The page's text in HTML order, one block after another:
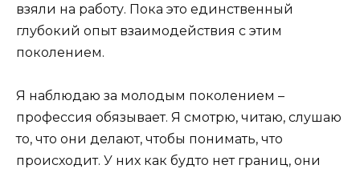
взяли на работу. Пока это единственный
глубокий опыт взаимодействия с этим
поколением.
Я наблюдаю за молодым поколением –
профессия обязывает. Я смотрю, читаю, слушаю
то, что они делают, чтобы понимать, что
происходит. У них как будто нет границ, они